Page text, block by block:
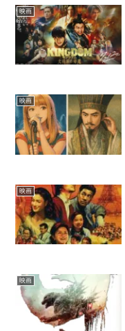
映画
映画
映画
映画